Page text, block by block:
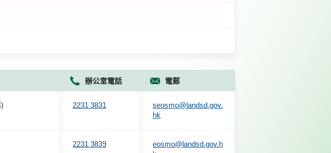
辦公室電話 電郵
2231 3831
seosmo@landsd.gov.
hk
2231 3839
eosmo@landsd.gov.h